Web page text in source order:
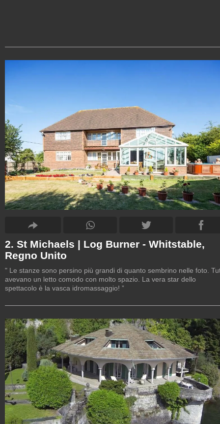
2. St Michaels | Log Burner - Whitstable,
Regno Unito
" Le stanze sono persino più grandi di quanto sembrino nelle foto.
avevano un letto comodo con molto spazio. La vera star dello
spettacolo è la vasca idromassaggio! ”